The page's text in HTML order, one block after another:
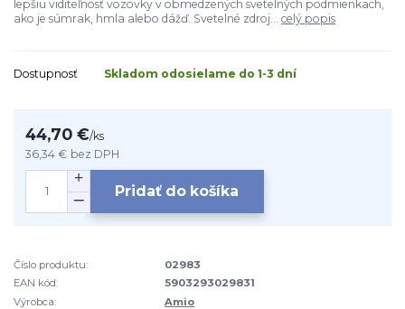
lepšiu viditeľnosť vozovky v obmedzených svetelných podmienkach,
ako je súmrak, hmla alebo dážď. Svetelné zdroj... celý popis
Dostupnosť Skladom odosielame do 1-3 dní
44,70 €/ks
36,34 € bez DPH
Pridať do košíka
Číslo produktu:
02983
EAN kód:
5903293029831
Výrobca:
Amio